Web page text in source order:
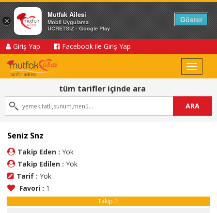
Giriş Yap Facebook ile Giriş Yap
Toggle
tüm tarifler içinde ara
ARA
Seniz Snz
Takip Eden : Yok
Takip Edilen : Yok
Tarif : Yok
Favori : 1
Takip Et
×
Mutfak Ailesi
Mobil Uygulama
ÜCRETSİZ - Google Play
Göster